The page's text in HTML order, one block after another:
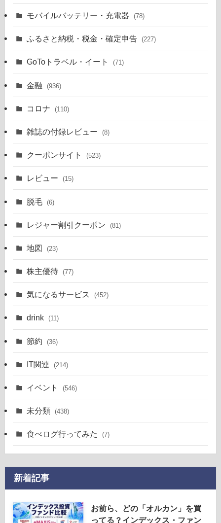
モバイルバッテリー・充電器 (78)
ふるさと納税・税金・確定申告 (227)
GoToトラベル・イート (71)
金融 (936)
コロナ (110)
雑誌の付録レビュー (8)
クーポンサイト (523)
レビュー (15)
脱毛 (6)
レジャー割引クーポン (81)
地図 (23)
株主優待 (77)
気になるサービス (452)
drink (11)
節約 (36)
IT関連 (214)
イベント (546)
未分類 (438)
食べログ行ってみた (7)
新着記事
お前ら、どの「オルカン」を買
ってる？インデックス・ファン